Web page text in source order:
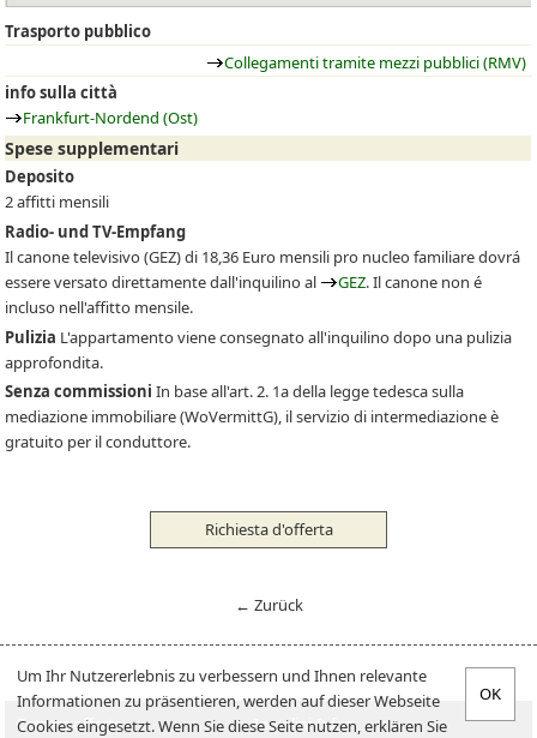
Trasporto pubblico
Collegamenti tramite mezzi pubblici (RMV)
info sulla città
Frankfurt-Nordend (Ost)
Spese supplementari
Deposito
2 affitti mensili
Radio- und TV-Empfang
Il canone televisivo(GEZ)di 18,36 Euro mensili pro nucleo familiare dovrá
essere versato direttamente dall'inquilino al
GEZ. Il canone non é
incluso nell'affitto mensile.
Pulizia L'appartamento viene consegnato all'inquilino dopo una pulizia
approfondita.
Senza commissioni In base all'art. 2. 1a della legge tedesca sulla
mediazione immobiliare (WoVermittG), il servizio di intermediazione è
gratuito per il conduttore.
Richiesta d'offerta
← Zurück
Cercare offerte Inquilini-Infos
Um Ihr Nutzererlebnis zu verbessern und Ihnen relevante
Informationen zu präsentieren, werden auf dieser Webseite
Cookies eingesetzt. Wenn Sie diese Seite nutzen, erklären Sie